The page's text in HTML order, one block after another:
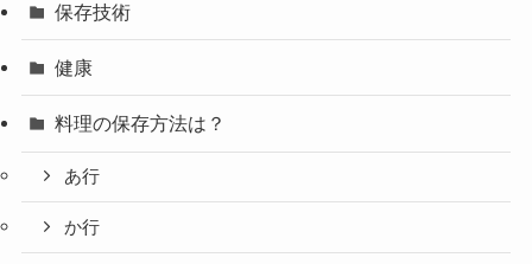
保存技術
健康
料理の保存方法は？
あ行
か行